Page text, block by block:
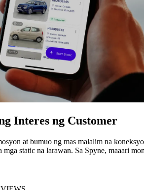
Interes ng Customer
at bumuo ng mas malalim na
mga static na larawan. Sa Spyne, maaari